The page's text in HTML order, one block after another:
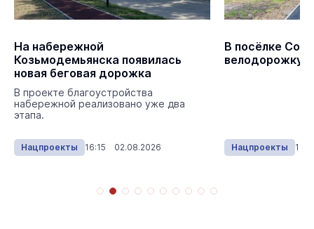
На набережной
Козьмодемьянска появилась
новая беговая дорожка
В проекте благоустройства
набережной реализовано уже два
этапа.
Нацпроекты 16:15 02.08.2026
В посёлке
велодорожку
Нацпроекты